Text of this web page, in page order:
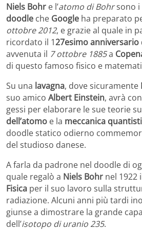
Niels Bohr e l’atomo di Bohrsono i
doodle che Google ha preparato
ottobre 2012, e grazie al quale in
ricordato il 127esimo anniversario
avvenuta il 7 ottobre 1885a
di questo famoso fisico e
Su una lavagna, dove sicuramente
suo amico Albert Einstein, avrà
gessi per elaborare le sue teorie
dell’atomo e la meccanica
doodle statico odierno
del studioso danese.
A farla da padrone nel doodle di
quale regalò a Niels Bohr nel 1922
Fisica per il suo lavoro sulla
radiazione. Alcuni anni più tardi
giunse a dimostrare la grande
dell’isotopo di uranio 235.